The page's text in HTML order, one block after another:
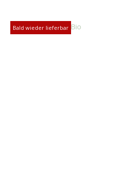
Bald wieder lieferbar
Bald wieder lieferbar